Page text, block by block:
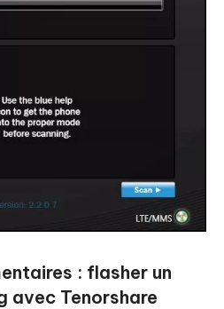
: flasher un
avec Tenorshare